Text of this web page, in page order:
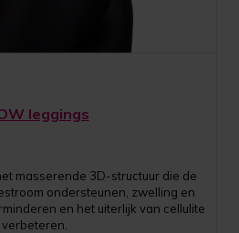
leggings
masserende 3D-structuur die de
ondersteunen, zwelling en
en het uiterlijk van cellulite
verbeteren.